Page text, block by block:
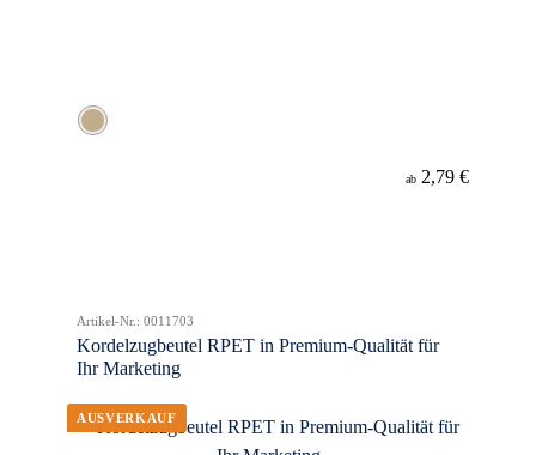
ab 2,79 €
Artikel-Nr.: 0011703
Kordelzugbeutel RPET in Premium-Qualität für
Ihr Marketing